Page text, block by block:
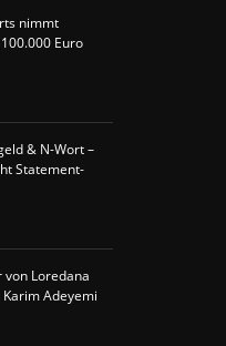
nimmt
Euro
& N-Wort –
Statement-
von Loredana
Adeyemi